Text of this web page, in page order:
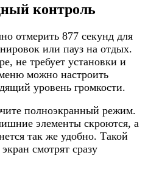
контроль
отмерить 877 секунд для
или пауз на отдых.
не требует установки и
можно настроить
уровень громкости.
полноэкранный режим.
элементы скроются, а
так же удобно. Такой
смотрят сразу